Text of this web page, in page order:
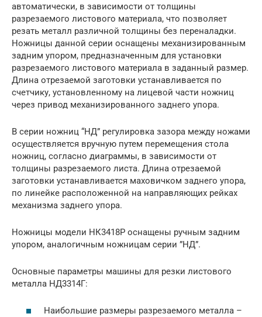
автоматически, в зависимости от толщины
разрезаемого листового материала, что позволяет
резать металл различной толщины без переналадки.
Ножницы данной серии оснащены механизированным
задним упором, предназначенным для установки
разрезаемого листового материала в заданный размер.
Длина отрезаемой заготовки устанавливается по
счетчику, установленному на лицевой части ножниц
через привод механизированного заднего упора.
В серии ножниц “НД” регулировка зазора между ножами
осуществляется вручную путем перемещения стола
ножниц, согласно диаграммы, в зависимости от
толщины разрезаемого листа. Длина отрезаемой
заготовки устанавливается маховичком заднего упора,
по линейке расположенной на направляющих рейках
механизма заднего упора.
Ножницы модели НК3418Р оснащены ручным задним
упором, аналогичным ножницам серии ”НД”.
Основные параметры машины для резки листового
металла НД3314Г:
Наибольшие размеры разрезаемого металла –